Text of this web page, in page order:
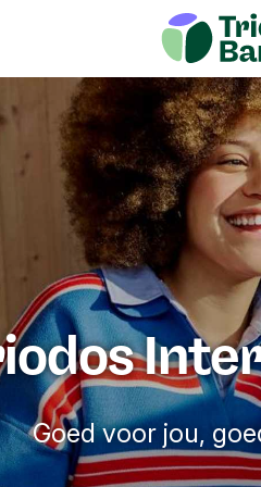
Veelgestelde vragen
Goed voor jou,